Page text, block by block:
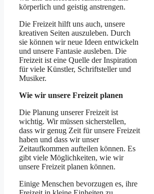
körperlich und geistig anstrengen.
Die Freizeit hilft uns auch, unsere
kreativen Seiten auszuleben. Durch
sie können wir neue Ideen entwickeln
und unsere Fantasie ausleben. Die
Freizeit ist eine Quelle der Inspiration
für viele Künstler, Schriftsteller und
Musiker.
Wie wir unsere Freizeit planen
Die Planung unserer Freizeit ist
wichtig. Wir müssen sicherstellen,
dass wir genug Zeit für unsere Freizeit
haben und dass wir unser
Zeitaufkommen aufteilen können. Es
gibt viele Möglichkeiten, wie wir
unsere Freizeit planen können.
Einige Menschen bevorzugen es, ihre